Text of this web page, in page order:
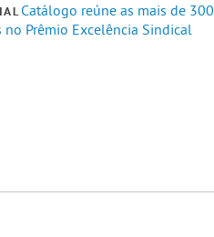
Catálogo reúne as mais de 300
no Prêmio Excelência Sindical